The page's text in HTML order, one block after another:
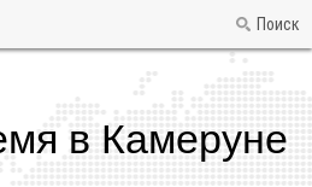
Поиск
в Камеруне